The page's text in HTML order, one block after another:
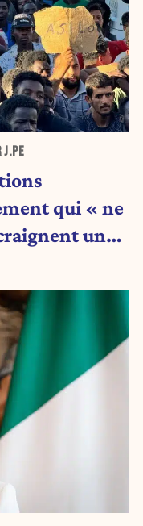
J.PE
qui « ne
une